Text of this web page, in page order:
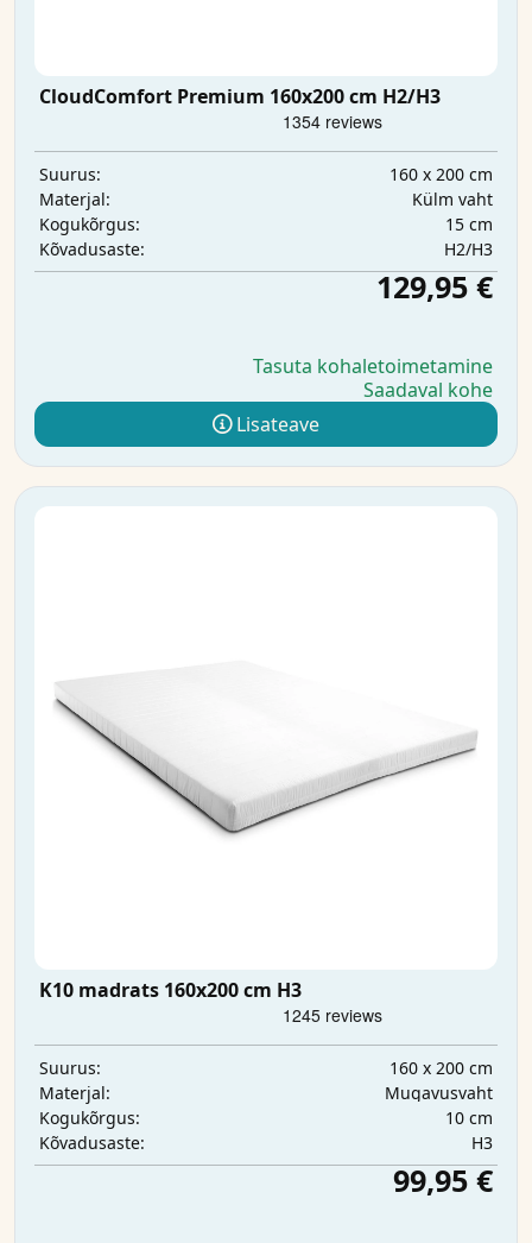
CloudComfort Premium 160x200 cm H2/H3
Suurus:
160 x 200 cm
Materjal:
Külm vaht
Kogukõrgus:
15 cm
Kõvadusaste:
H2/H3
129,95 €
Tasuta kohaletoimetamine
Saadaval kohe
Lisateave
K10 madrats 160x200 cm H3
Suurus:
160 x 200 cm
Materjal:
Mugavusvaht
Kogukõrgus:
10 cm
Kõvadusaste:
H3
99,95 €